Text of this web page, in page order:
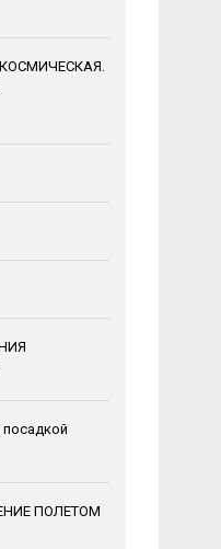
ПОЛЕТОМ